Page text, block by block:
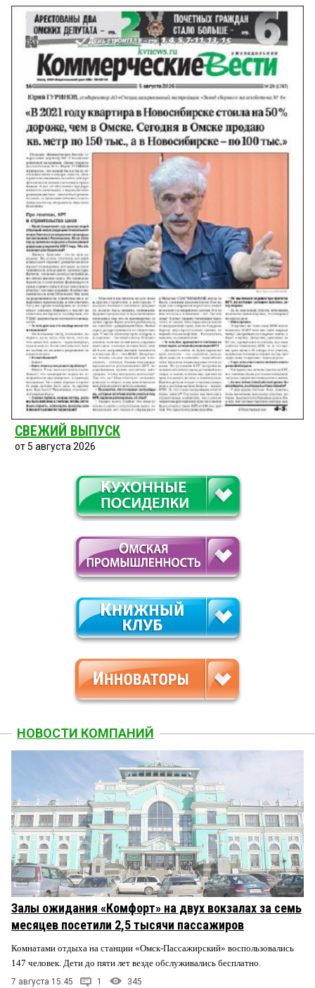
СВЕЖИЙ ВЫПУСК
от 5 августа 2026
НОВОСТИ КОМПАНИЙ
Залы ожидания «Комфорт» на двух вокзалах за семь
месяцев посетили 2,5 тысячи пассажиров
Комнатами отдыха на станции «Омск-Пассажирский» воспользовались
147 человек. Дети до пяти лет везде обслуживались бесплатно.
7 августа 15:45 1 345